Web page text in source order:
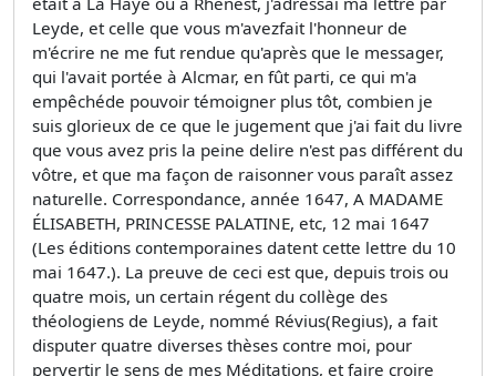
Leyde, et celle que vous m'avezfait l'honneur de
m'écrire ne me fut rendue qu'après que le messager,
qui l'avait portée à Alcmar, en fût parti, ce qui m'a
empêchéde pouvoir témoigner plus tôt, combien je
suis glorieux de ce que le jugement que j'ai fait du livre
que vous avez pris la peine delire n'est pas différent du
vôtre, et que ma façon de raisonner vous paraît assez
naturelle. Correspondance, année 1647, A MADAME
ÉLISABETH, PRINCESSE PALATINE, etc, 12 mai 1647
(Les éditions contemporaines datent cette lettre du 10
mai 1647.). La preuve de ceci est que, depuis trois ou
quatre mois, un certain régent du collège des
théologiens de Leyde, nommé Révius(Regius), a fait
disputer quatre diverses thèses contre moi, pour
pervertir le sens de mes Méditations, et faire croire